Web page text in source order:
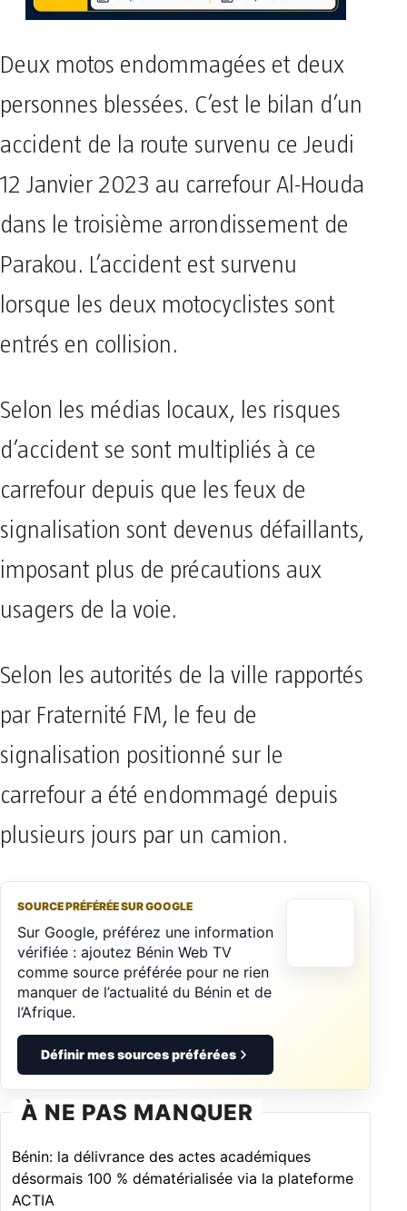
Deux motos endommagées et deux
personnes blessées. C’est le bilan d’un
accident de la route survenu ce Jeudi
12 Janvier 2023 au carrefour Al-Houda
dans le troisième arrondissement de
Parakou. L’accident est survenu
lorsque les deux motocyclistes sont
entrés en collision.
Selon les médias locaux, les risques
d’accident se sont multipliés à ce
carrefour depuis que les feux de
signalisation sont devenus défaillants,
imposant plus de précautions aux
usagers de la voie.
Selon les autorités de la ville rapportés
par Fraternité FM, le feu de
signalisation positionné sur le
carrefour a été endommagé depuis
plusieurs jours par un camion.
SOURCE PRÉFÉRÉE SUR GOOGLE
Sur Google, préférez une information
vérifiée : ajoutez Bénin Web TV
comme source préférée pour ne rien
manquer de l’actualité du Bénin et de
l’Afrique.
Définir mes sources préférées
À NE PAS MANQUER
Bénin: la délivrance des actes académiques
désormais 100 % dématérialisée via la plateforme
ACTIA